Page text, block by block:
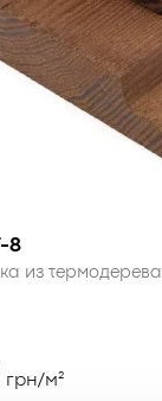
8
из термодерева
грн/м²